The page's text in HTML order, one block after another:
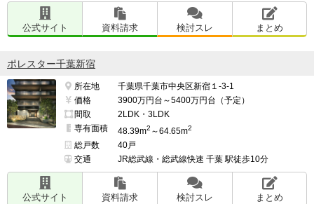
公式サイト 資料請求 検討スレ まとめ
ポレスター千葉新宿
所在地
千葉県千葉市中央区新宿１-3-1
価格
3900万円台～5400万円台（予定）
間取
2LDK・3LDK
専有面積
48.39m2 ～64.65m2
総戸数
40戸
交通
JR総武線・総武線快速 千葉 駅徒歩10分
公式サイト 資料請求 検討スレ まとめ